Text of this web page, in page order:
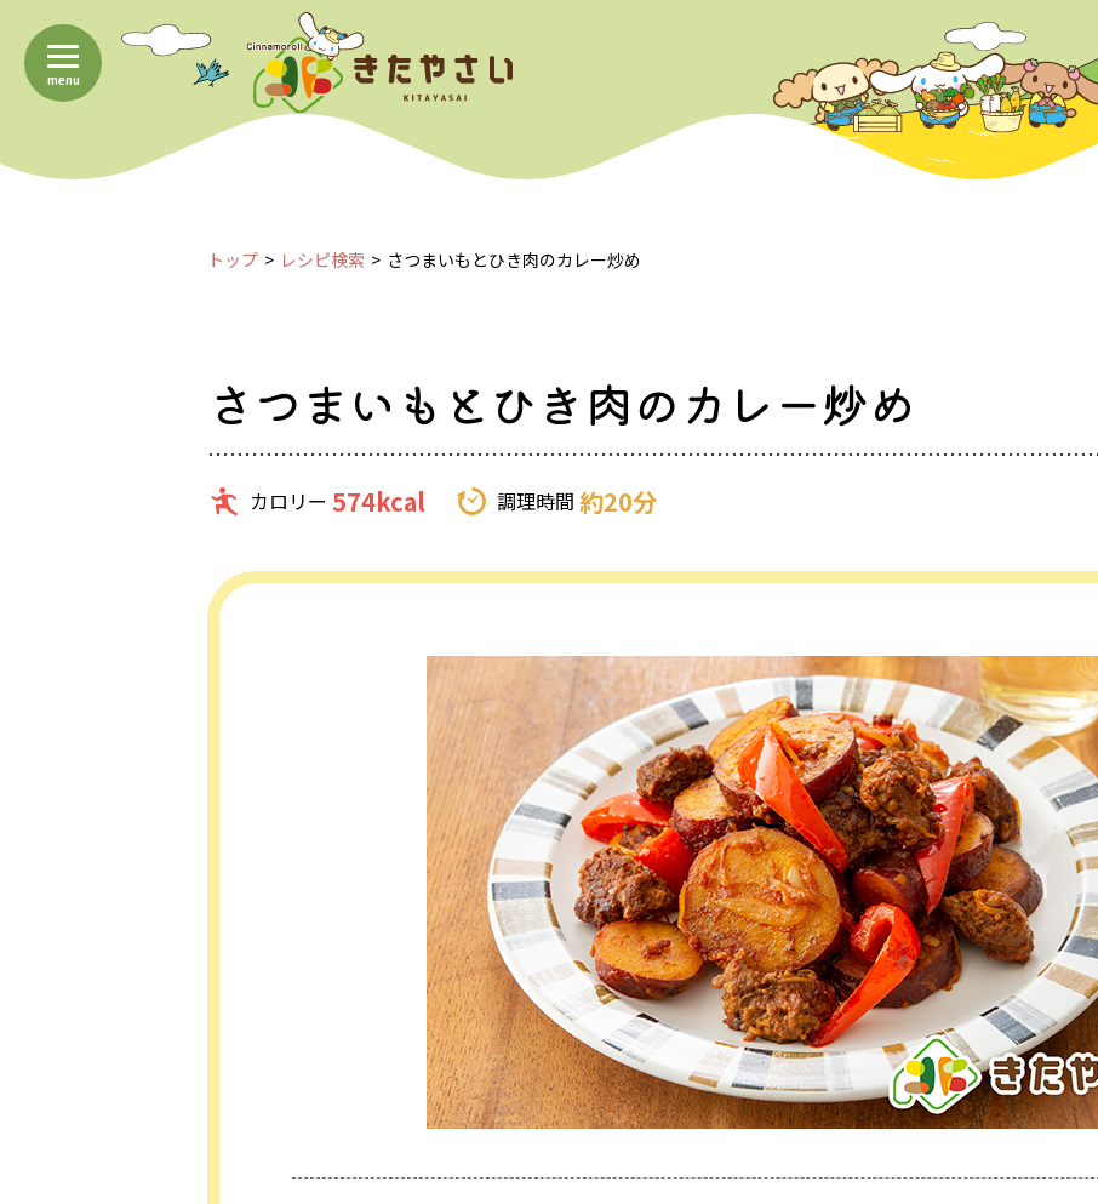
menu
トップ レシピ検索 さつまいもとひき肉のカレー炒め
さつまいもとひき肉のカレー炒め
カロリー 574kcal 調理時間 約20分